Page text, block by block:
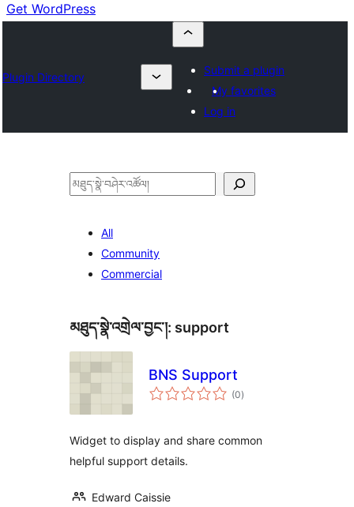
Get WordPress
Plugin Directory
Submit a plugin
My favorites
Log in
བཤེར་
All
Community
Commercial
མཐུད་སྣེ་འགྲེལ་བྱང་།: support
BNS Support
(0གདེང་
འཇོག་
)
Widget to display and share common
helpful support details.
Edward Caissie